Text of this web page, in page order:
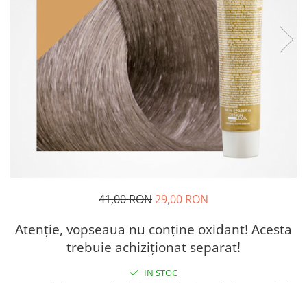
41,00 RON29,00 RON
Atenție, vopseaua nu conține oxidant! Acesta
trebuie achiziționat separat!
IN STOC